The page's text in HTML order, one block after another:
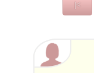
|<